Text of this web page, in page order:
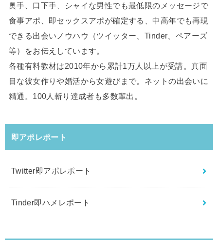
奥手、口下手、シャイな男性でも最低限のメッセージで
食事アポ、即セックスアポが確定する、中高年でも再現
できる出会いノウハウ（ツイッター、Tinder、ペアーズ
等）をお伝えしています。
各種有料教材は2010年から累計1万人以上が受講。真面
目な彼女作りや婚活から女遊びまで。ネットの出会いに
精通。100人斬り達成者も多数輩出。
即アポレポート
Twitter即アポレポート
Tinder即ハメレポート